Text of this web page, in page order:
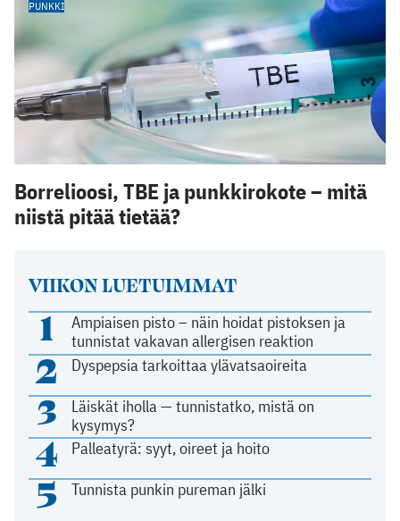
VIIKON LUETUIMMAT
1
Ampiaisen pisto – näin hoidat pistoksen ja
tunnistat vakavan allergisen reaktion
2 Dyspepsia tarkoittaa ylävatsaoireita
3
Läiskät iholla — tunnistatko, mistä on
kysymys?
4 Palleatyrä: syyt, oireet ja hoito
5 Tunnista punkin pureman jälki
PUNKKI
Borrelioosi, TBE ja punkkirokote – mitä
niistä pitää tietää?